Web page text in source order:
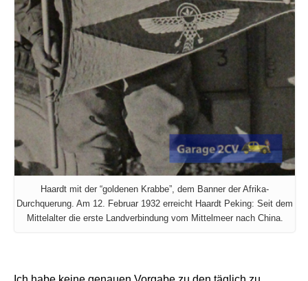
Haardt mit der “goldenen Krabbe”, dem Banner der Afrika-
Durchquerung. Am 12. Februar 1932 erreicht Haardt Peking: Seit dem
Mittelalter die erste Landverbindung vom Mittelmeer nach China.